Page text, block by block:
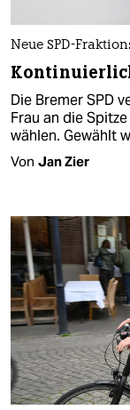
Neue SPD-
Die Bremer SPD
Frau an die
wählen. Gewählt
Von Jan Zier